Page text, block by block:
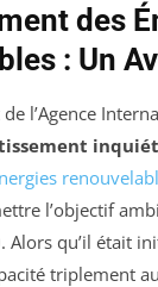
des
: Un
l’Agence
l’objectif
Alors qu’il était
triplement